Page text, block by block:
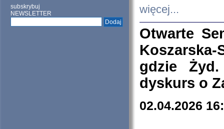
subskrybuj
NEWSLETTER
więcej...
Otwarte
Koszarska-
gdzie
dyskurs o
02.04.2026